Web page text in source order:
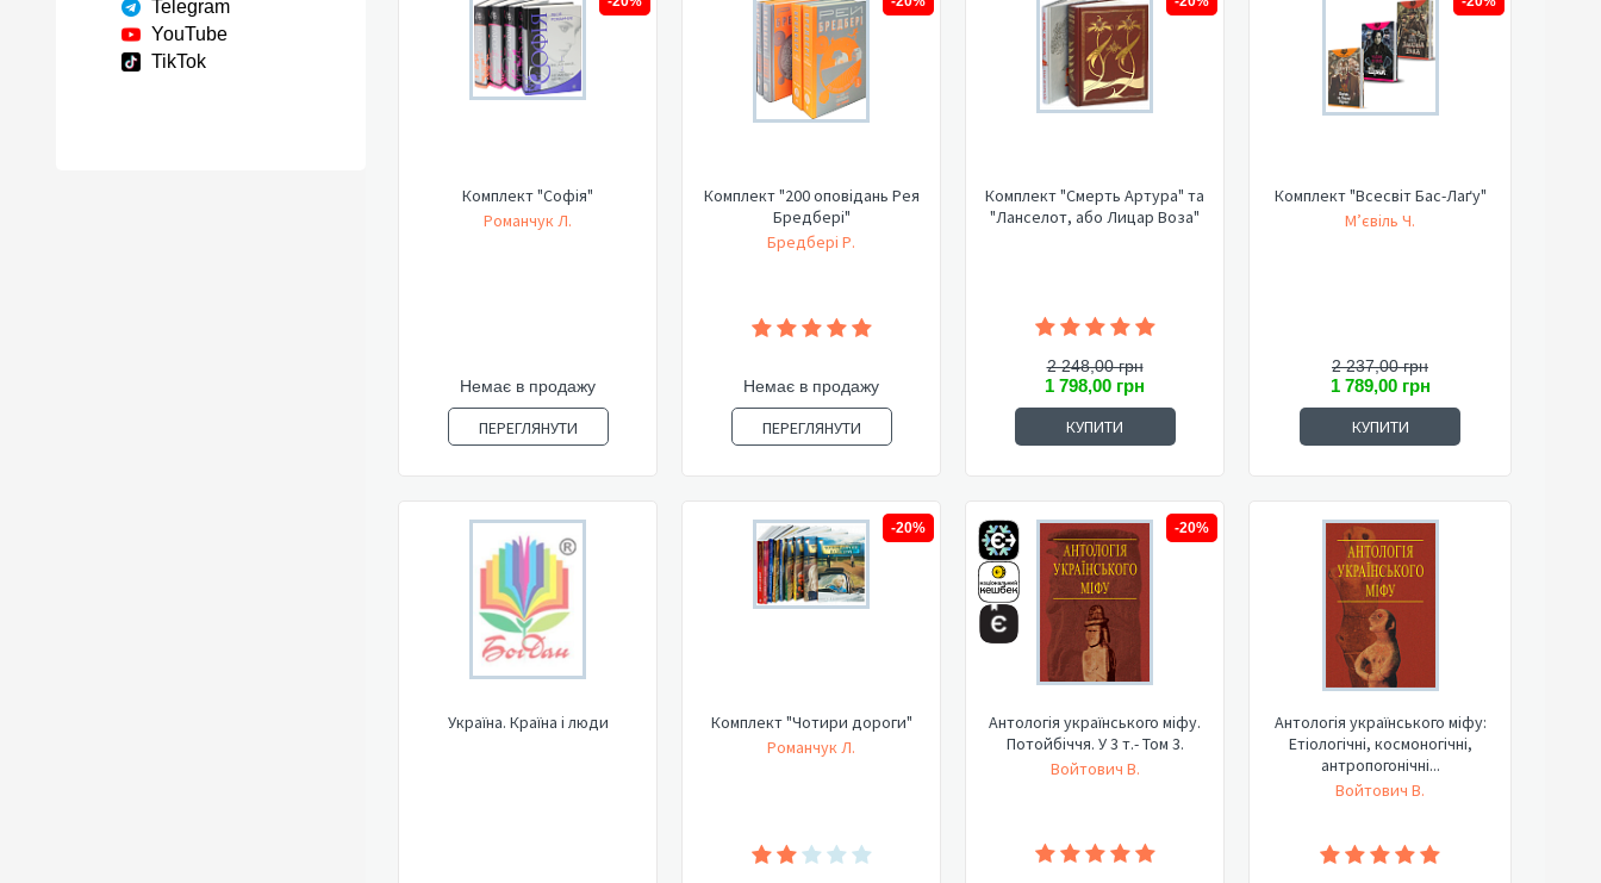
Telegram
YouTube
TikTok
Комплект "Софія"
Романчук Л.
Немає в продажу
ПЕРЕГЛЯНУТИ
Комплект "200 оповідань Рея
Бредбері"
Бредбері Р.
Немає в продажу
ПЕРЕГЛЯНУТИ
Комплект "Смерть Артура" та
"Ланселот, або Лицар Воза"
2 248,00 грн
1 798,00 грн
КУПИТИ
Комплект "Всесвіт Бас-Лаґу"
М’євіль Ч.
2 237,00 грн
1 789,00 грн
КУПИТИ
Україна. Країна і люди
-20%
Комплект "Чотири дороги"
Романчук Л.
-20%
Антологія українського міфу.
Потойбіччя. У 3 т.- Том 3.
Войтович В.
Антологія українського міфу:
Етіологічні, космоногічні,
антропогонічні...
Войтович В.